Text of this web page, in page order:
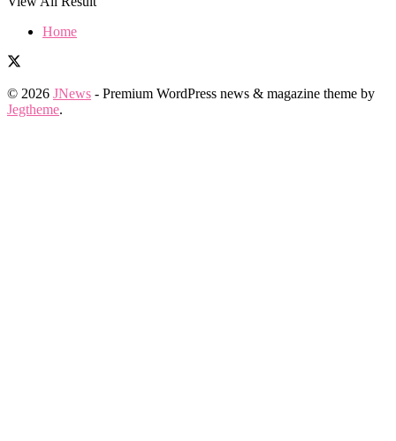
Home
© 2026 JNews - Premium WordPress news & magazine theme by
Jegtheme.